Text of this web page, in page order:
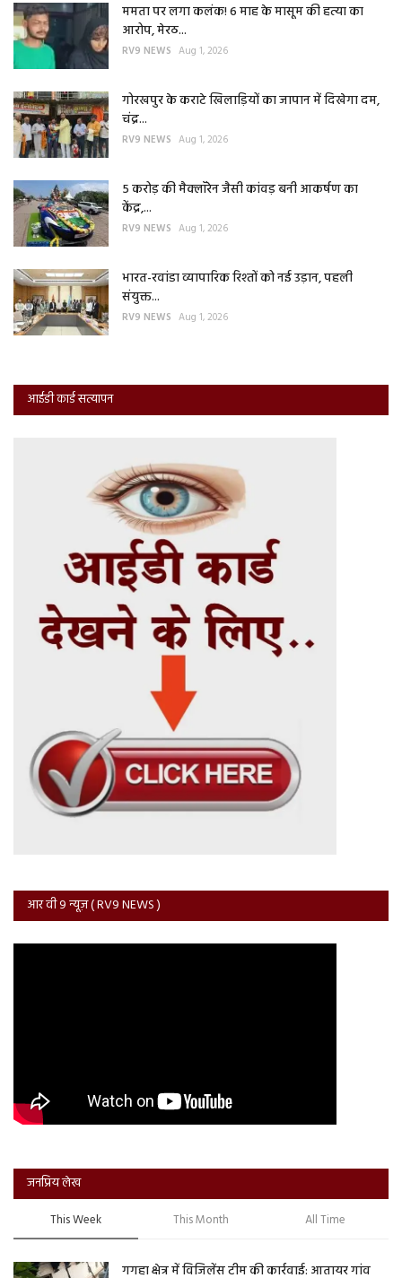
ममता पर लगा कलंक! 6 माह के मासूम की हत्या का
आरोप, मेरठ...
RV9 NEWS Aug 1, 2026
गोरखपुर के कराटे खिलाड़ियों का जापान में दिखेगा दम,
चंद्र...
RV9 NEWS Aug 1, 2026
5 करोड़ की मैक्लॉरेन जैसी कांवड़ बनी आकर्षण का
केंद्र,...
RV9 NEWS Aug 1, 2026
भारत-रवांडा व्यापारिक रिश्तों को नई उड़ान, पहली
संयुक्त...
RV9 NEWS Aug 1, 2026
आईडी कार्ड सत्यापन
आर वी 9 न्यूज़ ( RV9 NEWS )
जनप्रिय लेख
This Week This Month All Time
गगहा क्षेत्र में विजिलेंस टीम की कार्रवाई: आतायर गांव